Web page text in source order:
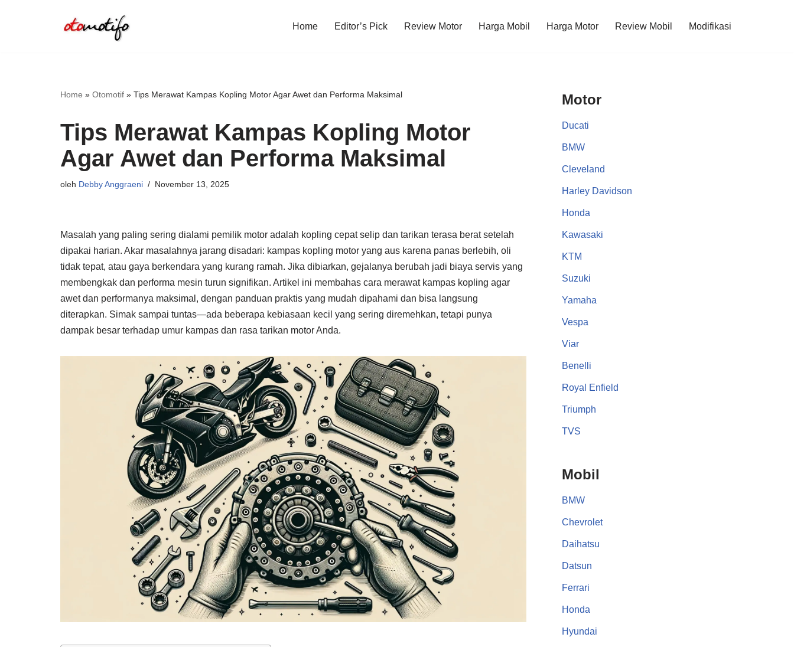
Home Editor’s Pick Review Motor Harga Mobil Harga Motor Review Mobil Modifikasi
Home » Otomotif » Tips Merawat Kampas Kopling Motor Agar Awet dan Performa Maksimal
Tips Merawat Kampas Kopling Motor
Agar Awet dan Performa Maksimal
oleh Debby Anggraeni November 13, 2025
Masalah yang paling sering dialami pemilik motor adalah kopling cepat selip dan tarikan terasa berat setelah
dipakai harian. Akar masalahnya jarang disadari: kampas kopling motor yang aus karena panas berlebih, oli
tidak tepat, atau gaya berkendara yang kurang ramah. Jika dibiarkan, gejalanya berubah jadi biaya servis yang
membengkak dan performa mesin turun signifikan. Artikel ini membahas cara merawat kampas kopling agar
awet dan performanya maksimal, dengan panduan praktis yang mudah dipahami dan bisa langsung
diterapkan. Simak sampai tuntas—ada beberapa kebiasaan kecil yang sering diremehkan, tetapi punya
dampak besar terhadap umur kampas dan rasa tarikan motor Anda.
Motor
Ducati
BMW
Cleveland
Harley Davidson
Honda
Kawasaki
KTM
Suzuki
Yamaha
Vespa
Viar
Benelli
Royal Enfield
Triumph
TVS
Mobil
BMW
Chevrolet
Daihatsu
Datsun
Ferrari
Honda
Hyundai